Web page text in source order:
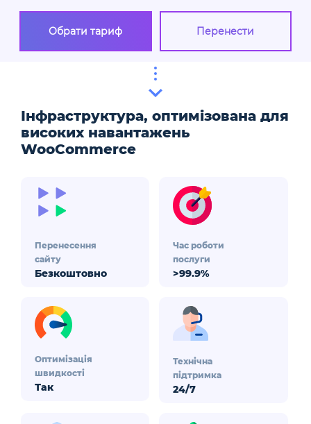
Обрати тариф Перенести
Інфраструктура, оптимізована для
високих навантажень
WooCommerce
Перенесення
сайту
Безкоштовно
Час роботи
послуги
>99.9%
Оптимізація
швидкості
Так
Технічна
підтримка
24/7